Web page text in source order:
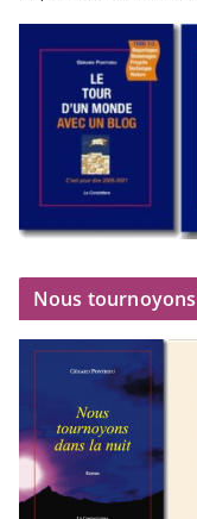
Nous